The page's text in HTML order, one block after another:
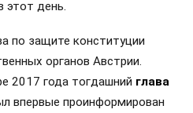
этот день.
по защите конституции
органов Австрии.
2017 года тогдашний глава
впервые проинформирован